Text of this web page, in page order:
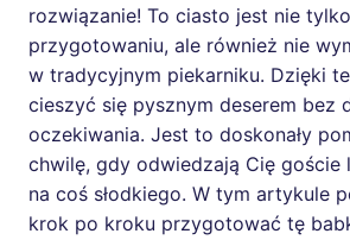
rozwiązanie! To ciasto jest nie
przygotowaniu, ale również nie
w tradycyjnym piekarniku. Dzięki
cieszyć się pysznym deserem bez
oczekiwania. Jest to doskonały
chwilę, gdy odwiedzają Cię goście
na coś słodkiego. W tym artykule
krok po kroku przygotować tę